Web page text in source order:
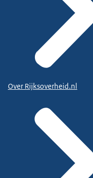
Over Rijksoverheid.nl